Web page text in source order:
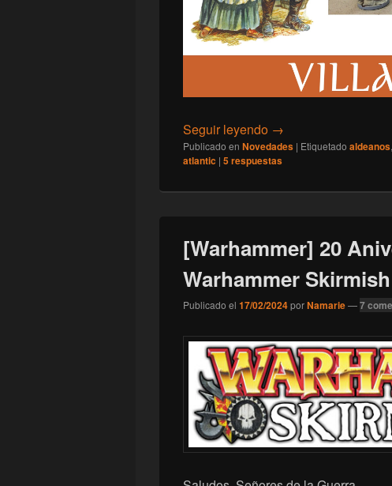
Seguir leyendo [Novedades]
→
Publicado en Novedades | Etiquetado aldeanos,
atlantic | 5respuestas
[Warhammer] 20
Warhammer Skirmish
Publicado el 17/02/2024porNamarie—7